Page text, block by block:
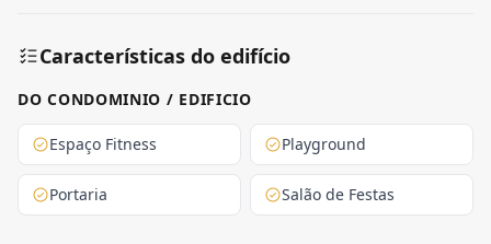
Características do edifício
DO CONDOMINIO / EDIFICIO
Espaço Fitness Playground
Portaria Salão de Festas